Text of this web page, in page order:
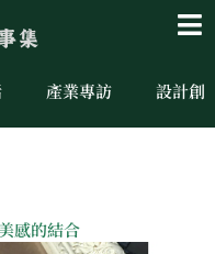
產業專訪 設計創
感的結合